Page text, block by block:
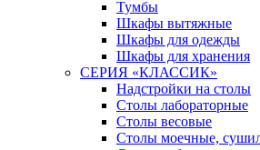
Тумбы
Шкафы вытяжные
Шкафы для одежды
Шкафы для хранения
СЕРИЯ «КЛАССИК»
Надстройки на столы
Столы лабораторные
Столы весовые
Столы моечные,